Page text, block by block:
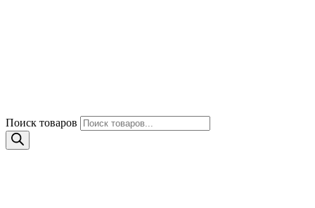
Поиск товаров